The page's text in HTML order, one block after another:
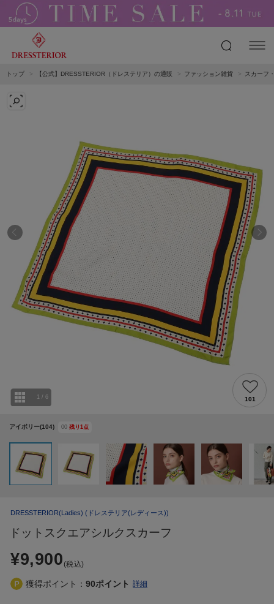
トップ 【公式】DRESSTERIOR（ドレステリア）の通販 ファッション雑貨 スカーフ
アイボリー(104) 00 残り 1 点
1 / 6 101
DRESSTERIOR(Ladies) (ドレステリア(レディース))
ドットスクエアシルクスカーフ
¥9,900(税込)
獲得ポイント： 90ポイント 詳細